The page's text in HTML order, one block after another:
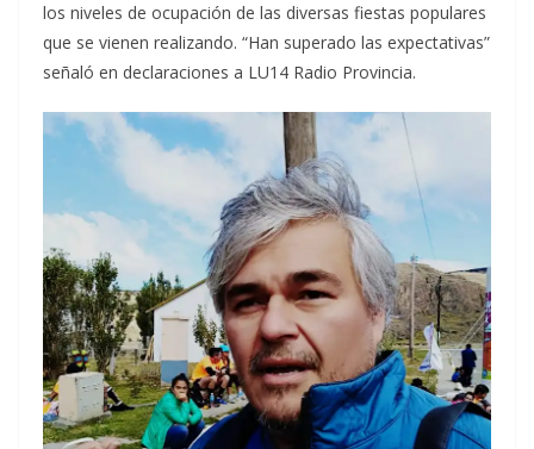
los niveles de ocupación de las diversas fiestas populares
que se vienen realizando. “Han superado las expectativas”
señaló en declaraciones a LU14 Radio Provincia.